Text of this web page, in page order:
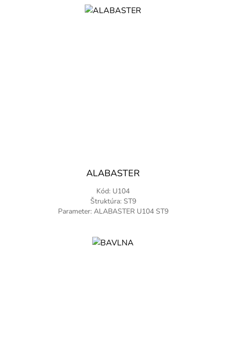
ALABASTER
Kód: U104
Štruktúra: ST9
Parameter: ALABASTER U104 ST9